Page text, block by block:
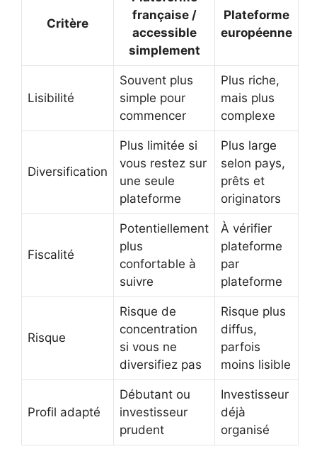
Critère
française /
accessible
simplement
Plateforme
européenne
Lisibilité
Souvent plus
simple pour
commencer
Plus riche,
mais plus
complexe
Diversification
Plus limitée si
vous restez sur
une seule
plateforme
Plus large
selon pays,
prêts et
originators
Fiscalité
Potentiellement
plus
confortable à
suivre
À vérifier
plateforme
par
plateforme
Risque
Risque de
concentration
si vous ne
diversifiez pas
Risque plus
diffus,
parfois
moins lisible
Profil adapté
Débutant ou
investisseur
prudent
Investisseur
déjà
organisé